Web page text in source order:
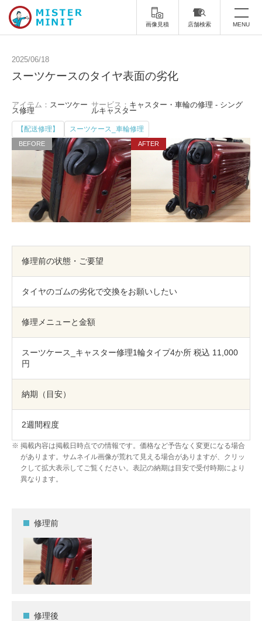
画像見積 店舗検索 MENU
ミスターミニットについて
修理サービス・料金
スーツケース修理 靴修理
スニーカー修理
カバンの修理 時計修理・電池交換
傘修理 合鍵の作製
包丁研ぎ
店舗を探す
オンライン修理見積もりサービス（配送修理）
よくあるご質問
お問い合わせ
採用情報
CLOSE
2025/06/18
スーツケースのタイヤ表面の劣化
アイテム： スーツケー
ス修理
サービス： キャスター・車輪の修理 - シング
ルキャスター
【配送修理】 スーツケース_車輪修理
修理前の状態・ご要望
タイヤのゴムの劣化で交換をお願いしたい
修理メニューと金額
スーツケース_キャスター修理1輪タイプ4か所 税込 11,000
円
納期（目安）
2週間程度
掲載内容は掲載日時点での情報です。価格など予告なく変更になる場合
があります。サムネイル画像が荒れて見える場合がありますが、クリッ
クして拡大表示してご覧ください。表記の納期は目安で受付時期により
異なります。
修理前
修理後